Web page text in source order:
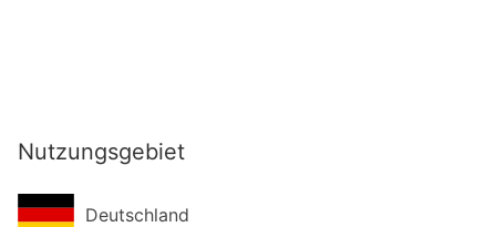
Nutzungsgebiet
Deutschland